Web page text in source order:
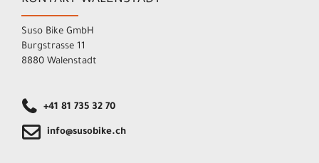
Suso Bike GmbH
Burgstrasse 11
8880 Walenstadt
+41 81 735 32 70
info@susobike.ch